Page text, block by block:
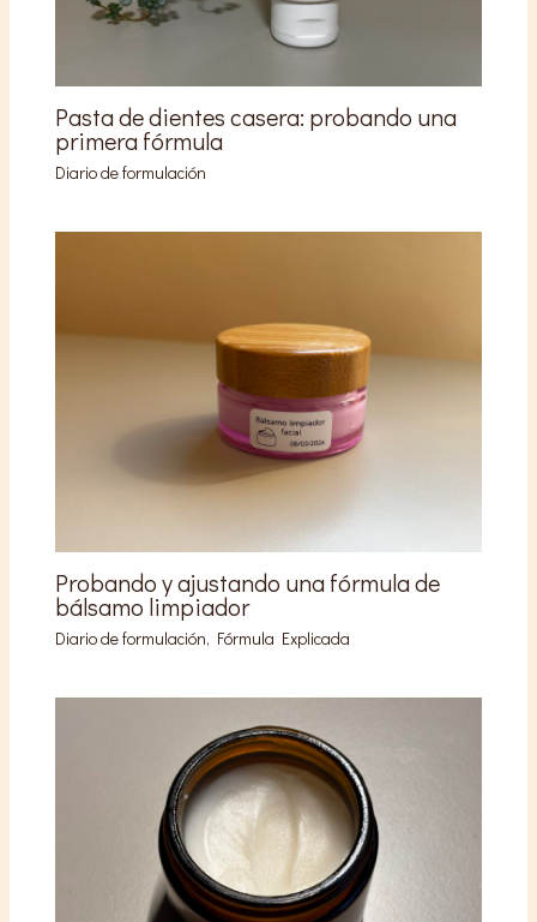
Pasta de dientes casera: probando una
primera fórmula
Diario de formulación
Probando y ajustando una fórmula de
bálsamo limpiador
Diario de formulación, Fórmula Explicada